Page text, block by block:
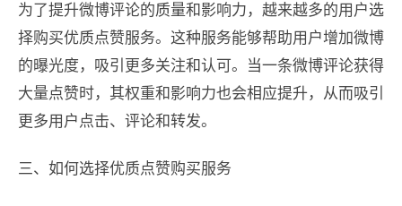
为了提升微博评论的质量和影响力，越来越多的用户选
择购买优质点赞服务。这种服务能够帮助用户增加微博
的曝光度，吸引更多关注和认可。当一条微博评论获得
大量点赞时，其权重和影响力也会相应提升，从而吸引
更多用户点击、评论和转发。
三、如何选择优质点赞购买服务